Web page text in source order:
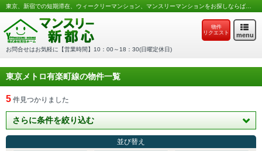
お問合せはお気軽に【営業時間】10：00～18：30(日曜定休日)
menu
物件
リクエスト
東京メトロ有楽町線の物件一覧
5 件見つかりました
さらに条件を絞り込む
並び替え